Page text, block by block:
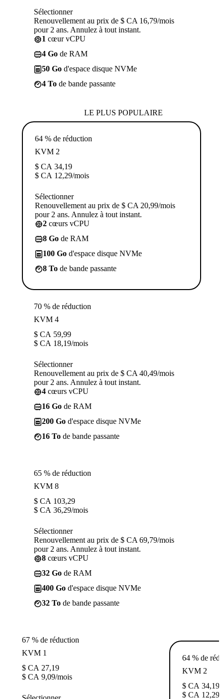
Sélectionner
Renouvellement au prix de $ CA 16,79/mois
pour 2 ans. Annulez à tout instant.
1 cœur vCPU
4 Go de RAM
50 Go d'espace disque NVMe
4 To de bande passante
LE PLUS POPULAIRE
64 % de réduction
KVM 2
$ CA 34,19
$ CA 12,29/mois
Sélectionner
Renouvellement au prix de $ CA 20,99/mois
pour 2 ans. Annulez à tout instant.
2 cœurs vCPU
8 Go de RAM
100 Go d'espace disque NVMe
8 To de bande passante
70 % de réduction
KVM 4
$ CA 59,99
$ CA 18,19/mois
Sélectionner
Renouvellement au prix de $ CA 40,49/mois
pour 2 ans. Annulez à tout instant.
4 cœurs vCPU
16 Go de RAM
200 Go d'espace disque NVMe
16 To de bande passante
65 % de réduction
KVM 8
$ CA 103,29
$ CA 36,29/mois
Sélectionner
Renouvellement au prix de $ CA 69,79/mois
pour 2 ans. Annulez à tout instant.
8 cœurs vCPU
32 Go de RAM
400 Go d'espace disque NVMe
32 To de bande passante
67 % de réduction
KVM 1
$ CA 27,19
$ CA 9,09/mois
64 % de
KVM 2
$ CA 34,19
$ CA 12,29